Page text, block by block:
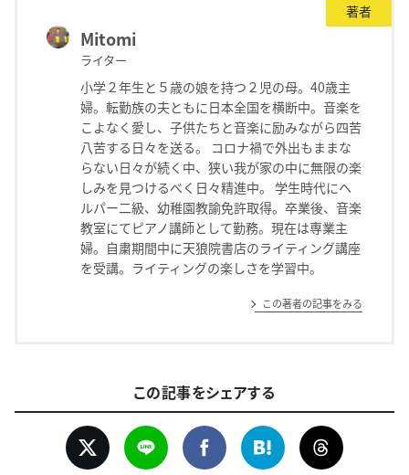
著者
Mitomi
ライター
小学２年生と５歳の娘を持つ２児の母。40歳主
婦。転勤族の夫ともに日本全国を横断中。音楽を
こよなく愛し、子供たちと音楽に励みながら四苦
八苦する日々を送る。 コロナ禍で外出もままな
らない日々が続く中、狭い我が家の中に無限の楽
しみを見つけるべく日々精進中。 学生時代にヘ
ルパー二級、幼稚園教諭免許取得。卒業後、音楽
教室にてピアノ講師として勤務。現在は専業主
婦。自粛期間中に天狼院書店のライティング講座
を受講。ライティングの楽しさを学習中。
この著者の記事をみる
この記事をシェアする